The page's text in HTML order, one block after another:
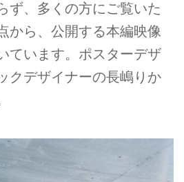
ず、多くの方にご覧いた
から、公開する本編映像
ています。ポスターデザ
クデザイナーの長嶋りか